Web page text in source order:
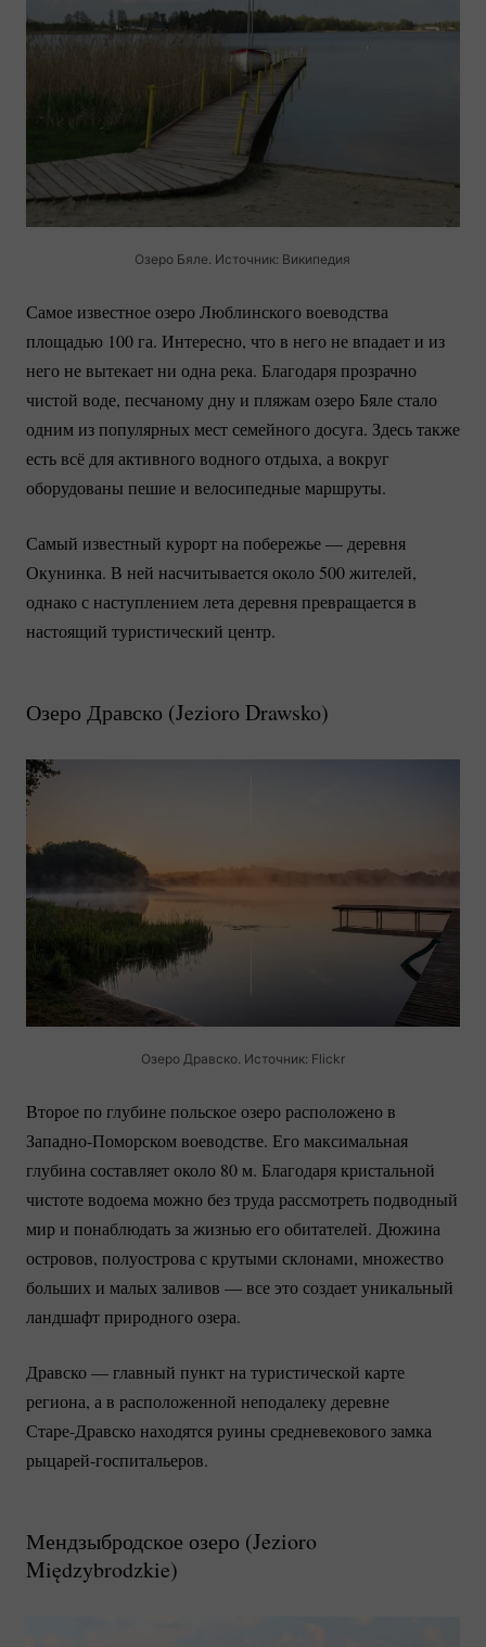
Озеро Бяле. Источник: Википедия
Самое известное озеро Люблинского воеводства
площадью 100 га. Интересно, что в него не впадает и из
него не вытекает ни одна река. Благодаря прозрачно
чистой воде, песчаному дну и пляжам озеро Бяле стало
одним из популярных мест семейного досуга. Здесь также
есть всё для активного водного отдыха, а вокруг
оборудованы пешие и велосипедные маршруты.
Самый известный курорт на побережье — деревня
Окунинка. В ней насчитывается около 500 жителей,
однако с наступлением лета деревня превращается в
настоящий туристический центр.
Озеро Дравско (Jezioro Drawsko)
Озеро Дравско. Источник: Flickr
Второе по глубине польское озеро расположено в
Западно-Поморскомвоеводстве. Его максимальная
глубина составляет около 80 м. Благодаря кристальной
чистоте водоема можно без труда рассмотреть подводный
мир и понаблюдать за жизнью его обитателей. Дюжина
островов, полуострова с крутыми склонами, множество
больших и малых заливов — все это создает уникальный
ландшафт природного озера.
Дравско — главный пункт на туристической карте
региона, а в расположенной неподалеку деревне
Старе-Дравсконаходятся руины средневекового замка
рыцарей-госпитальеров.
Мендзыбродское озеро (Jezioro
Międzybrodzkie)